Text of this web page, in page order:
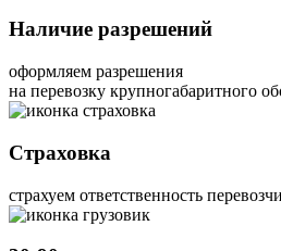
Наличие разрешений
оформляем разрешения
на перевозку крупногабаритного
Страховка
страхуем ответственность